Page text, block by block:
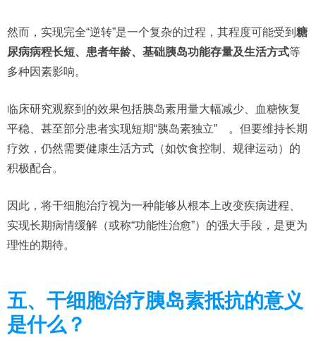
然而，实现完全“逆转”是一个复杂的过程，其程度可能受到 糖
尿病病程长短、患者年龄、基础胰岛功能存量及生活方式等
多种因素影响。
临床研究观察到的效果包括胰岛素用量大幅减少、血糖恢复
平稳、甚至部分患者实现短期“胰岛素独立”
。但要维持长期
疗效，仍然需要健康生活方式（如饮食控制、规律运动）的
积极配合。
因此，将干细胞治疗视为一种能够从根本上改变疾病进程、
实现长期病情缓解（或称“功能性治愈”）的强大手段，是更为
理性的期待。
五、干细胞治疗胰岛素抵抗的意义
是什么？